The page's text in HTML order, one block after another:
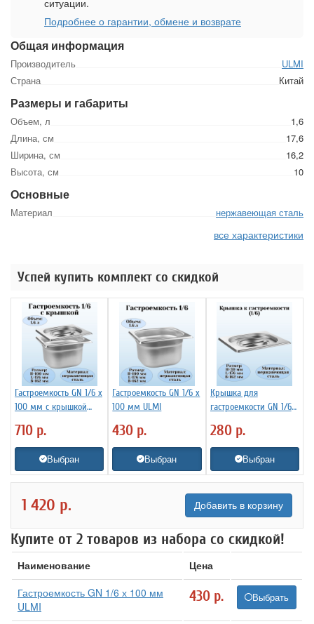
Общая информация
Производитель
ULMI
Страна
Китай
Размеры и габариты
Объем, л
1,6
Длина, см
17,6
Ширина, см
16,2
Высота, см
10
Основные
Материал нержавеющая сталь
все характеристики
Подробнее о гарантии, обмене и возврате
Успей купить комплект со скидкой
Гастроемкость GN 1/6 х
100 мм с крышкой
710 р.
Выбран
Гастроемкость GN 1/6 х
100 мм ULMI
430 р.
Выбран
Крышка для
гастроемкости GN 1/6
280 р.
Выбран
1 420 р. Добавить в корзину
Купите от 2 товаров из набора со скидкой!
Наименование
Цена
Гастроемкость GN 1/6 х 100 мм
ULMI
430 р. Выбрать